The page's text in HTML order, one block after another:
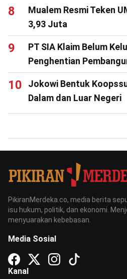
Mualem Resmi Teken
3,93 Juta
PT SIA Klaim Belum
Penghentian
Jokowi Bentuk
Dalam dan Luar Negeri
PikiranMerdeka.co, media berita
isu hukum, politik, dan ekonomi.
menyuarakan kebebasan.
Media Sosial
Kanal